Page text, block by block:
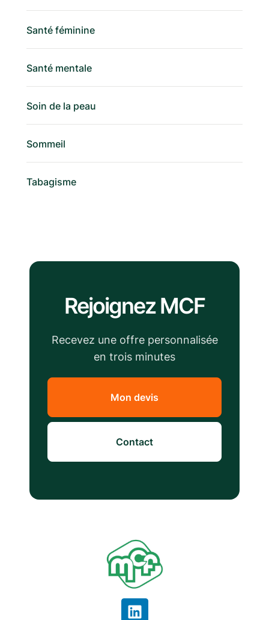
Santé féminine
Santé mentale
Soin de la peau
Sommeil
Tabagisme
Rejoignez MCF
Recevez une offre personnalisée
en trois minutes
Mon devis
Contact